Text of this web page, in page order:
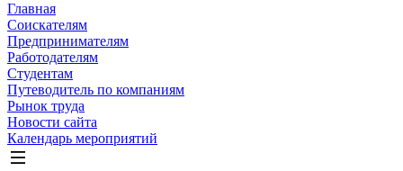
Главная
Соискателям
Предпринимателям
Работодателям
Студентам
Путеводитель по компаниям
Рынок труда
Новости сайта
Календарь мероприятий